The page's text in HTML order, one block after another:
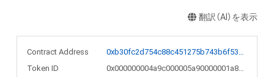
7000系営団地下鉄バージョンのNFTは、東京メトロに唯一残る
7000系車両を撮影して3Dモデリングデータを制作したうえで、
と異なる点がございますので、予めご了承ください。
翻訳（AI）を表示
Contract Address
0xb30fc2d754c88c451275b743b6f530f19f643683
Token ID
0x000000004a9c000005a90000001a8727